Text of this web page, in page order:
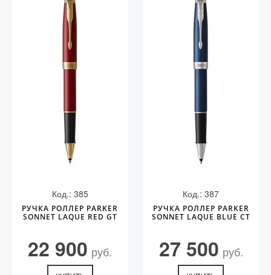
Код.: 385
РУЧКА РОЛЛЕР PARKER
SONNET LAQUE RED GT
22 900 руб.
Код.: 387
РУЧКА РОЛЛЕР PARKER
SONNET LAQUE BLUE CT
27 500 руб.